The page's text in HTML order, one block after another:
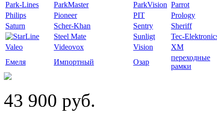
Park-Lines
ParkMaster ParkVision Parrot
Philips
Pioneer PIT
Prology
Saturn
Scher-Khan Sentry
Sheriff
Steel Mate
Sunligt
Tec-
Valeo
Videovox Vision
XM
Емеля
Импортный Озар
переходные
рамки
43 900 pуб.